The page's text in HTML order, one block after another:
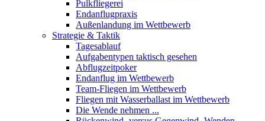
Pulkfliegerei
Endanflugpraxis
Außenlandung im Wettbewerb
Strategie & Taktik
Tagesablauf
Aufgabentypen taktisch gesehen
Abflugzeitpoker
Endanflug im Wettbewerb
Team-Fliegen im Wettbewerb
Fliegen mit Wasserballast im Wettbewerb
Die Wende nehmen ...